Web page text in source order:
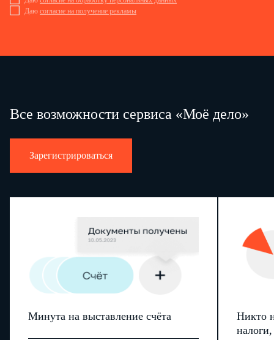
Даю согласие на получение рекламы
Все возможности сервиса «Моё дело»
Зарегистрироваться
Минута на выставление счёта
Никто